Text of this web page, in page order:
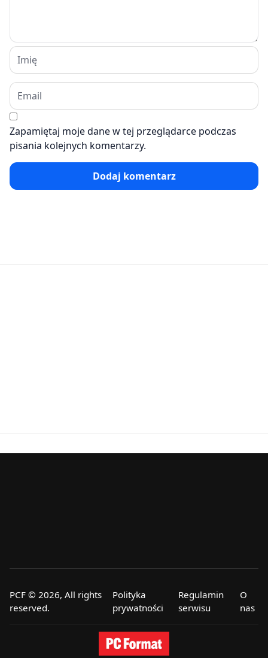
Zapamiętaj moje dane w tej przeglądarce podczas
pisania kolejnych komentarzy.
Dodaj komentarz
PCF © 2026, All rights
reserved.
Polityka
prywatności
Regulamin
serwisu
O
nas